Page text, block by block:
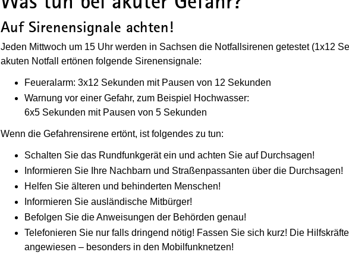
Auf Sirenensignale achten!
Jeden Mittwoch um 15 Uhr werden in Sachsen die Notfallsirenen getestet (1x12
akuten Notfall ertönen folgende Sirenensignale:
Feueralarm: 3x12 Sekunden mit Pausen von 12 Sekunden
Warnung vor einer Gefahr, zum Beispiel Hochwasser:
6x5 Sekunden mit Pausen von 5 Sekunden
Wenn die Gefahrensirene ertönt, ist folgendes zu tun:
Schalten Sie das Rundfunkgerät ein und achten Sie auf Durchsagen!
Informieren Sie Ihre Nachbarn und Straßenpassanten über die Durchsagen!
Helfen Sie älteren und behinderten Menschen!
Informieren Sie ausländische Mitbürger!
Befolgen Sie die Anweisungen der Behörden genau!
Telefonieren Sie nur falls dringend nötig! Fassen Sie sich kurz! Die
angewiesen – besonders in den Mobilfunknetzen!